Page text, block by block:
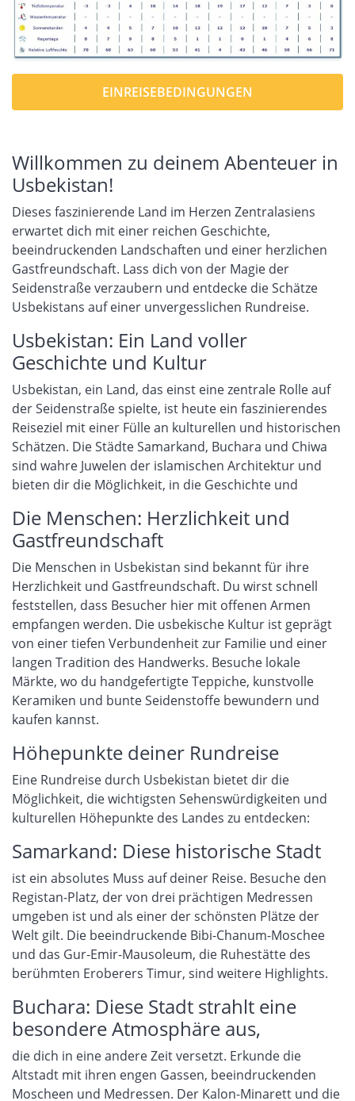
EINREISEBEDINGUNGEN
Willkommen zu deinem Abenteuer in
Usbekistan!
Dieses faszinierende Land im Herzen Zentralasiens
erwartet dich mit einer reichen Geschichte,
beeindruckenden Landschaften und einer herzlichen
Gastfreundschaft. Lass dich von der Magie der
Seidenstraße verzaubern und entdecke die Schätze
Usbekistans auf einer unvergesslichen Rundreise.
Usbekistan: Ein Land voller
Geschichte und Kultur
Usbekistan, ein Land, das einst eine zentrale Rolle auf
der Seidenstraße spielte, ist heute ein faszinierendes
Reiseziel mit einer Fülle an kulturellen und historischen
Schätzen. Die Städte Samarkand, Buchara und Chiwa
sind wahre Juwelen der islamischen Architektur und
bieten dir die Möglichkeit, in die Geschichte und
Die Menschen: Herzlichkeit und
Gastfreundschaft
Die Menschen in Usbekistan sind bekannt für ihre
Herzlichkeit und Gastfreundschaft. Du wirst schnell
feststellen, dass Besucher hier mit offenen Armen
empfangen werden. Die usbekische Kultur ist geprägt
von einer tiefen Verbundenheit zur Familie und einer
langen Tradition des Handwerks. Besuche lokale
Märkte, wo du handgefertigte Teppiche, kunstvolle
Keramiken und bunte Seidenstoffe bewundern und
kaufen kannst.
Höhepunkte deiner Rundreise
Eine Rundreise durch Usbekistan bietet dir die
Möglichkeit, die wichtigsten Sehenswürdigkeiten und
kulturellen Höhepunkte des Landes zu entdecken:
Samarkand: Diese historische Stadt
ist ein absolutes Muss auf deiner Reise. Besuche den
Registan-Platz, der von drei prächtigen Medressen
umgeben ist und als einer der schönsten Plätze der
Welt gilt. Die beeindruckende Bibi-Chanum-Moschee
und das Gur-Emir-Mausoleum, die Ruhestätte des
berühmten Eroberers Timur, sind weitere Highlights.
Buchara: Diese Stadt strahlt eine
besondere Atmosphäre aus,
die dich in eine andere Zeit versetzt. Erkunde die
Altstadt mit ihren engen Gassen, beeindruckenden
Moscheen und Medressen. Der Kalon-Minarett und die